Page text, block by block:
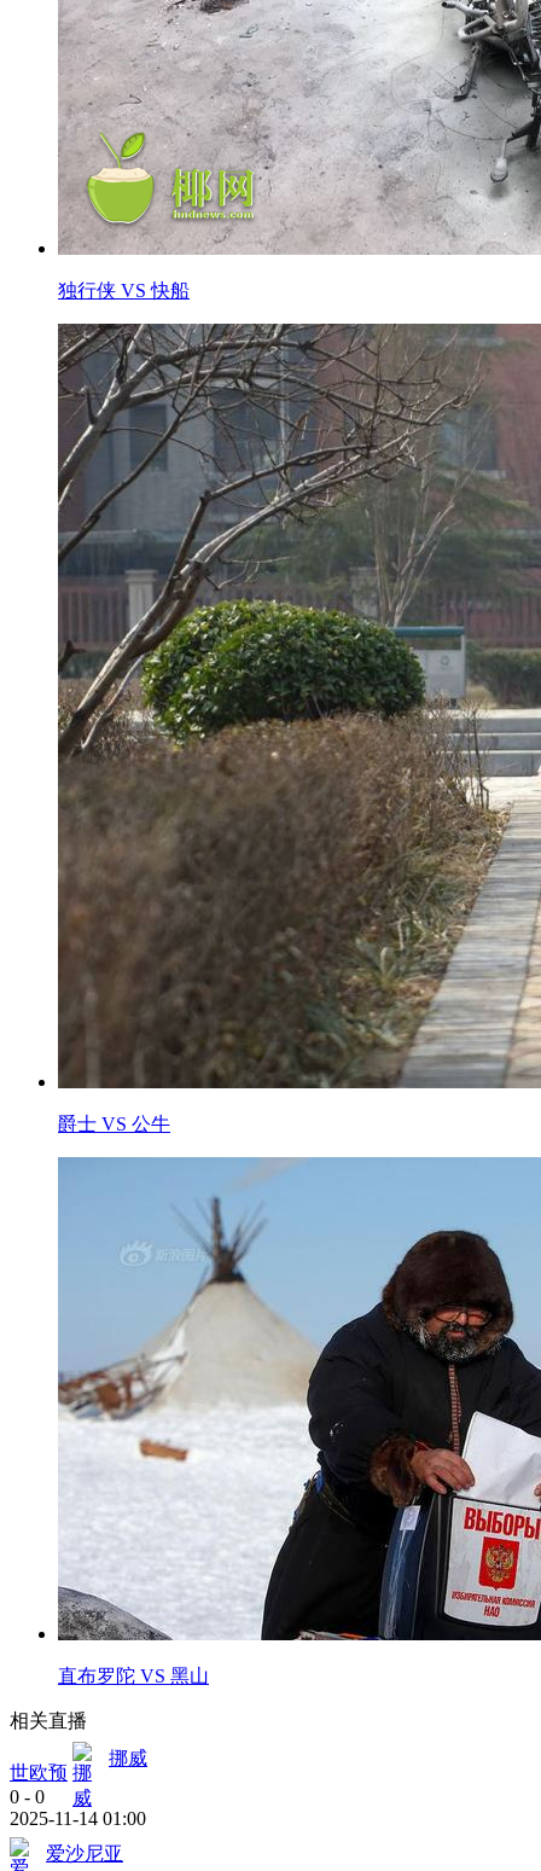
独行侠 VS 快船
爵士 VS 公牛
直布罗陀 VS 黑山
相关直播
世欧预
挪威
0 - 0
2025-11-14 01:00
爱沙尼亚